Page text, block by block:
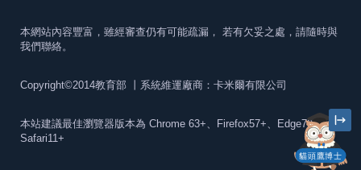
貓頭鷹博士
本網站內容豐富，雖經審查仍有可能疏漏， 若有欠妥之處，請隨時與
我們聯絡。
Copyright©2014教育部 丨系統維運廠商：卡米爾有限公司
本站建議最佳瀏覽器版本為 Chrome 63+、Firefox57+、Edge79+及
Safari11+